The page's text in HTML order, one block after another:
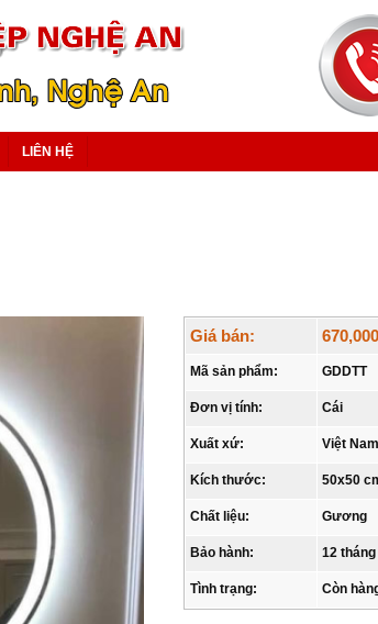
LIÊN HỆ
Giá bán:
Mã sản phẩm: GDDTT
Đơn vị tính: Cái
Xuất xứ: Việt Nam
Kích thước: 50x50
Chất liệu: Gương
Bảo hành: 12 tháng
Tình trạng: Còn